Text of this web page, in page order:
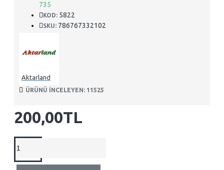
200,00TL
735
KOD: 5822
SKU: 786767332102
Aktarland
ÜRÜNÜ INCELEYEN: 11525